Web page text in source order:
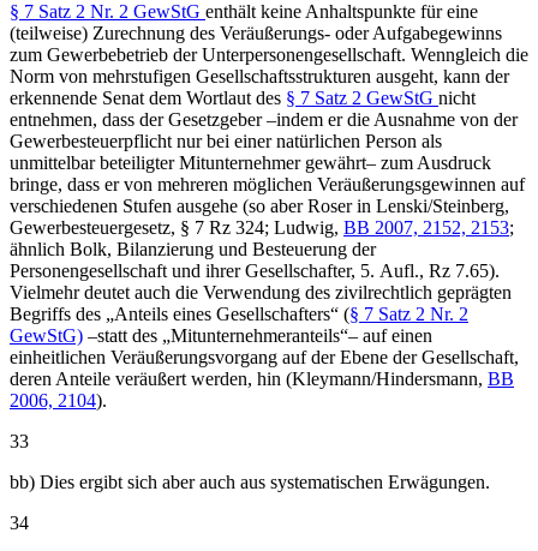
§ 7 Satz 2 Nr. 2 GewStG enthält keine Anhaltspunkte für eine
(teilweise) Zurechnung des Veräußerungs- oder Aufgabegewinns
zum Gewerbebetrieb der Unterpersonengesellschaft. Wenngleich die
Norm von mehrstufigen Gesellschaftsstrukturen ausgeht, kann der
erkennende Senat dem Wortlaut des § 7 Satz 2 GewStG nicht
entnehmen, dass der Gesetzgeber –indem er die Ausnahme von der
Gewerbesteuerpflicht nur bei einer natürlichen Person als
unmittelbar beteiligter Mitunternehmer gewährt– zum Ausdruck
bringe, dass er von mehreren möglichen Veräußerungsgewinnen auf
verschiedenen Stufen ausgehe (so aber Roser in Lenski/Steinberg,
Gewerbesteuergesetz, § 7 Rz 324; Ludwig, BB 2007, 2152, 2153;
ähnlich Bolk, Bilanzierung und Besteuerung der
Personengesellschaft und ihrer Gesellschafter, 5. Aufl., Rz 7.65).
Vielmehr deutet auch die Verwendung des zivilrechtlich geprägten
Begriffs des „Anteils eines Gesellschafters“ (§ 7 Satz 2 Nr. 2
GewStG) –statt des „Mitunternehmeranteils“– auf einen
einheitlichen Veräußerungsvorgang auf der Ebene der Gesellschaft,
deren Anteile veräußert werden, hin (Kleymann/Hindersmann, BB
2006, 2104).
33
bb) Dies ergibt sich aber auch aus systematischen Erwägungen.
34